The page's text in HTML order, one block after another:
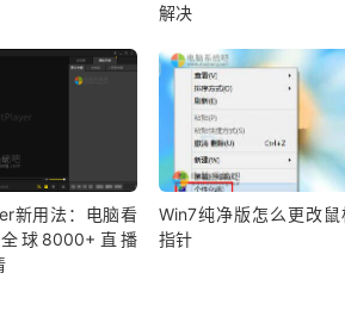
解决
新用法：电脑看
球8000+直播
Win7纯净版怎么更改鼠
指针